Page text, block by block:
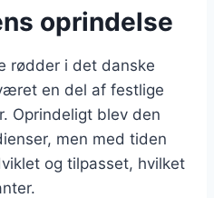
oprindelse
rødder i det danske
en del af festlige
Oprindeligt blev den
men med tiden
og tilpasset, hvilket